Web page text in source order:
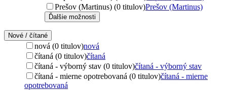
Prešov (Martinus) (0 titulov)Prešov (Martinus)
Ďalšie možnosti
Nové / čítané
nová (0 titulov)nová
čítaná (0 titulov)čítaná
čítaná - výborný stav (0 titulov)čítaná - výborný stav
čítaná - mierne opotrebovaná (0 titulov)čítaná - mierne
opotrebovaná